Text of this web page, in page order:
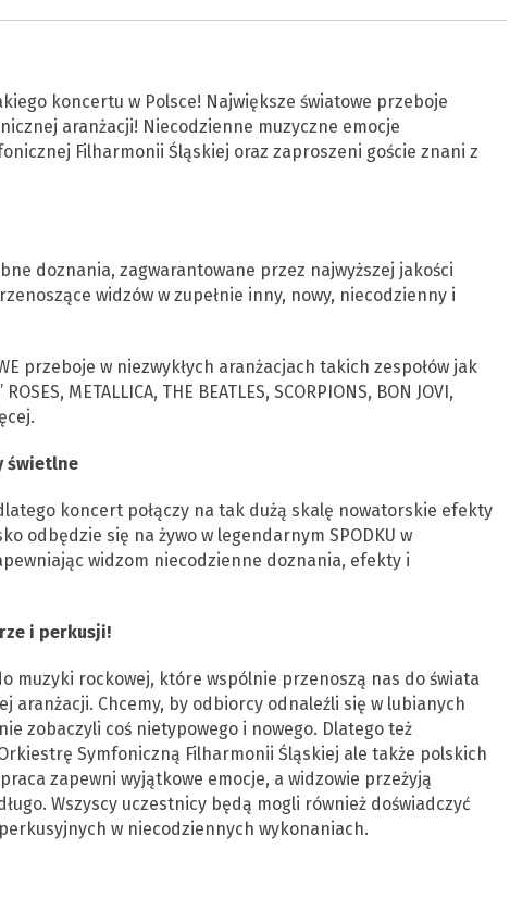
koncertu w Polsce! Największe światowe przeboje
aranżacji! Niecodzienne muzyczne emocje
Filharmonii Śląskiej oraz zaproszeni goście znani z
doznania, zagwarantowane przez najwyższej jakości
widzów w zupełnie inny, nowy, niecodzienny i
przeboje w niezwykłych aranżacjach takich zespołów jak
METALLICA, THE BEATLES, SCORPIONS, BON JOVI,
świetlne
koncert połączy na tak dużą skalę nowatorskie efekty
odbędzie się na żywo w legendarnym SPODKU w
widzom niecodzienne doznania, efekty i
i perkusji!
muzyki rockowej, które wspólnie przenoszą nas do świata
aranżacji. Chcemy, by odbiorcy odnaleźli się w lubianych
zobaczyli coś nietypowego i nowego. Dlatego też
Symfoniczną Filharmonii Śląskiej ale także polskich
zapewni wyjątkowe emocje, a widzowie przeżyją
Wszyscy uczestnicy będą mogli również doświadczyć
w niecodziennych wykonaniach.